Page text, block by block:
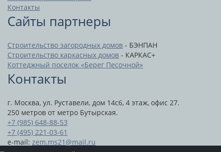
Контакты
Сайты партнеры
Строительство загородных домов - БЭНПАН
Строительство каркасных домов - КАРКАС+
Коттеджный поселок «Берег Песочной»
Контакты
г. Москва, ул. Руставели, дом 14с6, 4 этаж, офис 27.
250 метров от метро Бутырская.
+7 (985) 648-88-53
+7 (495) 221-03-61
e-mail: zem.ms21@mail.ru